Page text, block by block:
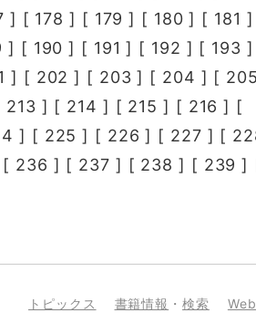
] [ 178 ] [ 179 ] [ 180 ] [ 181 ]
] [ 190 ] [ 191 ] [ 192 ] [ 193
] [ 202 ] [ 203 ] [ 204 ] [ 205
213 ] [ 214 ] [ 215 ] [ 216 ] [
] [ 225 ] [ 226 ] [ 227 ] [
236 ] [ 237 ] [ 238 ] [ 239 ]
トピックス 書籍情報 ・検索